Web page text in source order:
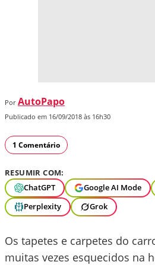
Por AutoPapo
Publicado em 16/09/2018 às 16h30
1 Comentário
RESUMIR COM:
ChatGPT
Google AI Mode
Perplexity
Grok
Os tapetes e carpetes do
muitas vezes esquecidos na